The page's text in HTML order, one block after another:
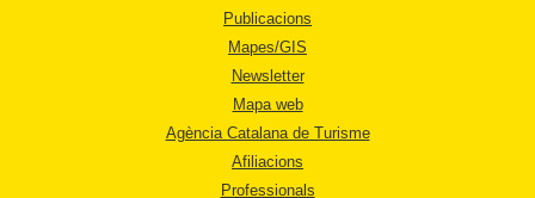
Publicacions
Mapes/GIS
Newsletter
Mapa web
Agència Catalana de Turisme
Afiliacions
Professionals